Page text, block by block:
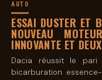
AUTO
ESSAI DUSTER ET
NOUVEAU
INNOVANTE ET
Dacia réussit le
bicarburation